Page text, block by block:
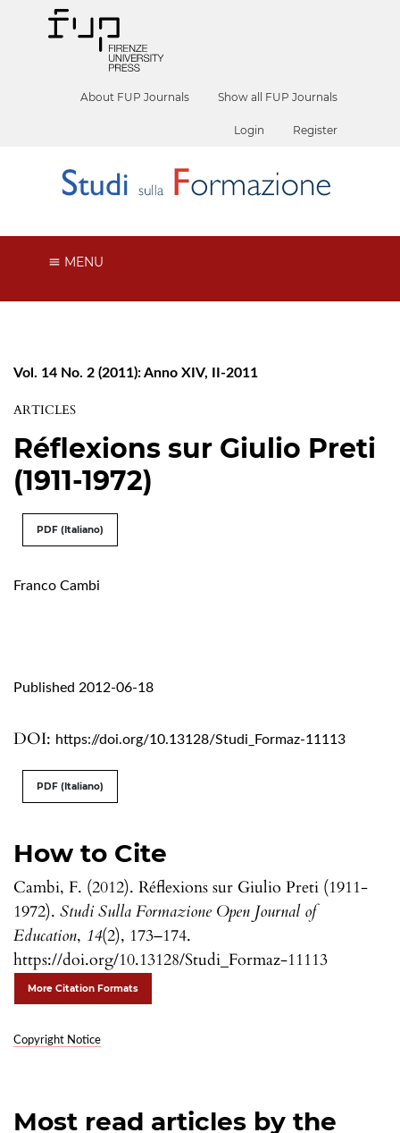
About FUP Journals Show all FUP Journals
Login Register
MENU
Vol. 14 No. 2 (2011): Anno XIV, II-2011
ARTICLES
Réflexions sur Giulio Preti
(1911-1972)
PDF (Italiano)
Franco Cambi
DOI: https://doi.org/10.13128/Studi_Formaz-11113
Published 2012-06-18
How to Cite
Cambi, F. (2012). Réflexions sur Giulio Preti (1911-
1972). Studi Sulla Formazione Open Journal of
Education, 14(2), 173–174.
https://doi.org/10.13128/Studi_Formaz-11113
More Citation Formats
Copyright Notice
PDF (Italiano)
Most read articles by the